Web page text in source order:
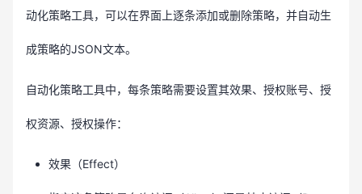
动化策略工具，可以在界面上逐条添加或删除策略，并自动生
成策略的JSON文本。
自动化策略工具中，每条策略需要设置其效果、授权账号、授
权资源、授权操作：
效果（Effect）